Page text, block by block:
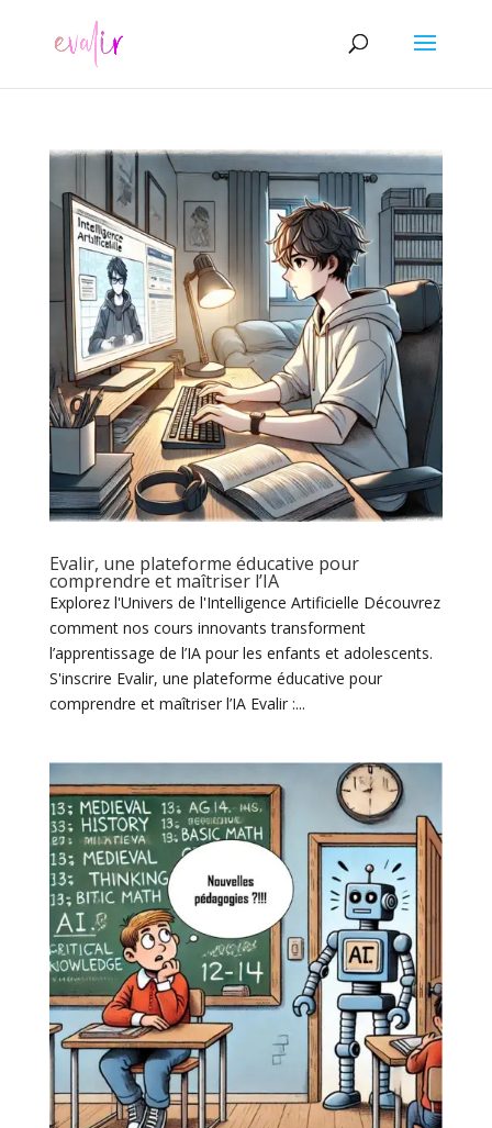
Evalir, une plateforme éducative pour
comprendre et maîtriser l’IA
Explorez l'Univers de l'Intelligence Artificielle Découvrez
comment nos cours innovants transforment
l’apprentissage de l’IA pour les enfants et adolescents.
S'inscrire Evalir, une plateforme éducative pour
comprendre et maîtriser l’IA Evalir :...